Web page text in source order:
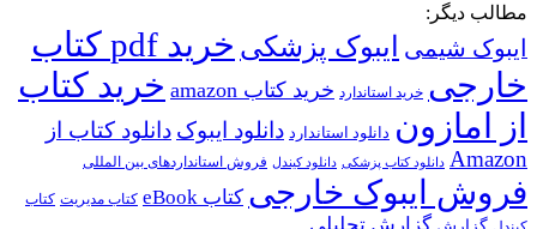
مطالب دیگر:
ایبوک شیمی ایبوک پزشکی
خرید pdf کتاب
خارجی خرید استاندارد خرید کتاب amazon
خرید کتاب
از امازون دانلود استاندارد دانلود ایبوک دانلود کتاب از
Amazon دانلود کتاب پزشکی دانلود کیندل فروش استانداردهای بین المللی
فروش ایبوک خارجی کتاب eBook کتاب مدیریت کتاب
گزارش تحلیلی